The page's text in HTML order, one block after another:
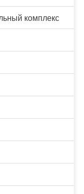
комплекс